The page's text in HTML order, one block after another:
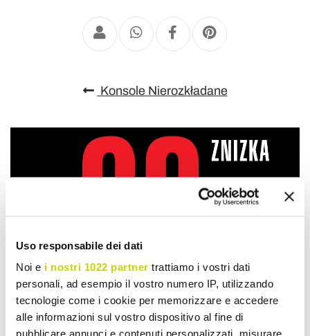
Uso responsabile dei dati
Noi e i nostri 1022 partner trattiamo i vostri dati
personali, ad esempio il vostro numero IP, utilizzando
tecnologie come i cookie per memorizzare e accedere
alle informazioni sul vostro dispositivo al fine di
pubblicare annunci e contenuti personalizzati, misurare
Konsole Nierozkładane